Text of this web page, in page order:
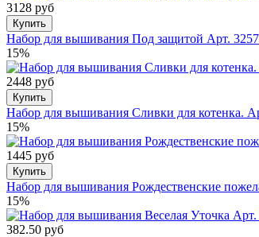
3128 руб
Купить
Набор для вышивания Под защитой Арт. 3257
15%
2448 руб
Купить
Набор для вышивания Сливки для котенка.
15%
1445 руб
Купить
Набор для вышивания Рождественские
15%
382.50 руб